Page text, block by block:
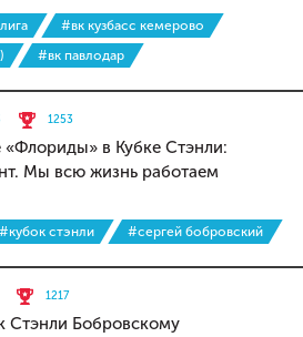
#вк кузбасс кемерово
#вк павлодар
1253
в Кубке Стэнли:
Мы всю жизнь работаем
#кубок стэнли #сергей бобровский
1217
Стэнли Бобровскому